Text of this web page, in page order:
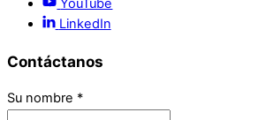
YouTube
LinkedIn
Contáctanos
Su nombre *